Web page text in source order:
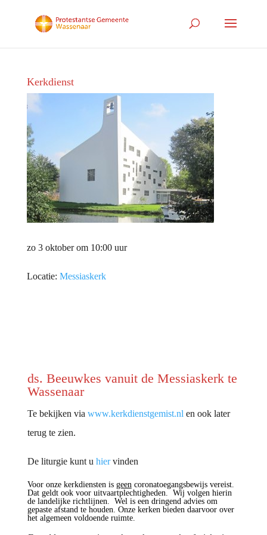
Kerkdienst
zo 3 oktober om 10:00 uur
Locatie: Messiaskerk
ds. Beeuwkes vanuit de Messiaskerk te
Wassenaar
Te bekijken via www.kerkdienstgemist.nl en ook later
terug te zien.
De liturgie kunt u hiervinden
Voor onze kerkdiensten is geencoronatoegangsbewijs vereist.
Dat geldt ook voor uitvaartplechtigheden. Wij volgen hierin
de landelijke richtlijnen. Wel is een dringend advies om
gepaste afstand te houden. Onze kerken bieden daarvoor over
het algemeen voldoende ruimte.